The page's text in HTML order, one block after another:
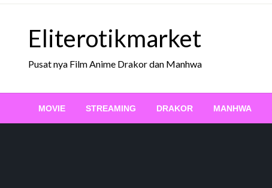
Skip
Eliterotikmarket
Pusat nya Film Anime Drakor dan Manhwa
MOVIE STREAMING DRAKOR MANHWA